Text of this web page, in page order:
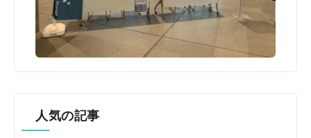
人気の記事